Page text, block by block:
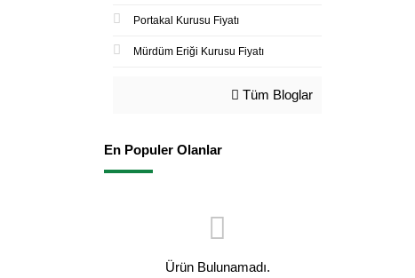
Portakal Kurusu Fiyatı
Mürdüm Eriği Kurusu Fiyatı
Tüm Bloglar
En Populer Olanlar
Ürün Bulunamadı.